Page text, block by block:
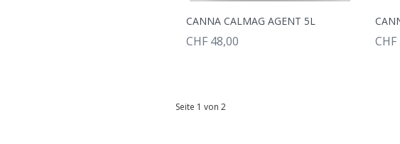
CANNA CALMAG AGENT 5L
CHF 48,00
Seite 1 von 2